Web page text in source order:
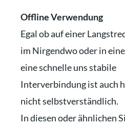
Offline Verwendung
Egal ob auf einer
im Nirgendwo oder in
eine schnelle uns stabile
Interverbindung ist auch
nicht selbstverständlich.
In diesen oder ähnlichen